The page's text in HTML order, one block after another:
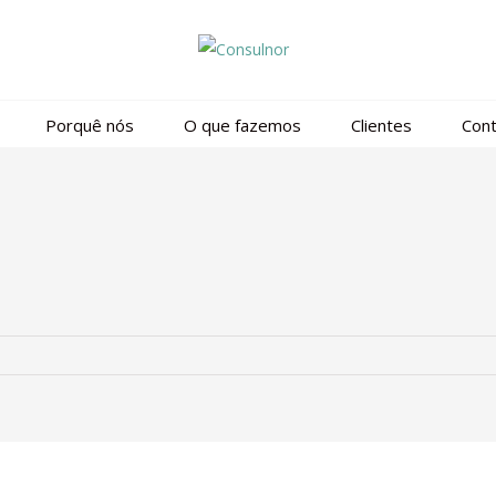
Porquê nós O que fazemos Clientes